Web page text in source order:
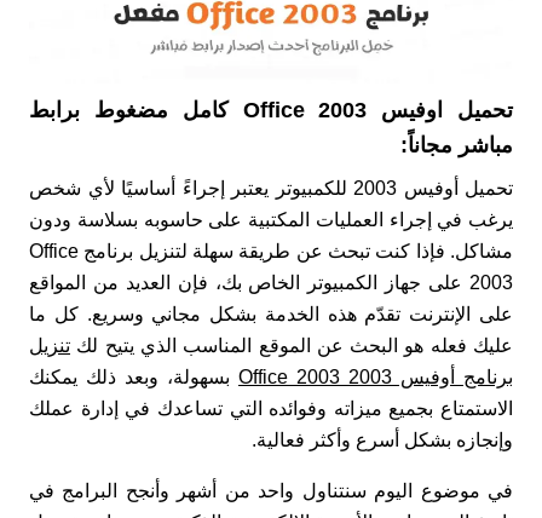
تحميل اوفيس Office 2003 كامل مضغوط برابط
مباشر مجاناً:
تحميل أوفيس 2003 للكمبيوتر يعتبر إجراءً أساسيًا لأي شخص
يرغب في إجراء العمليات المكتبية على حاسوبه بسلاسة ودون
مشاكل. فإذا كنت تبحث عن طريقة سهلة لتنزيل برنامج Office
2003 على جهاز الكمبيوتر الخاص بك، فإن العديد من المواقع
على الإنترنت تقدّم هذه الخدمة بشكل مجاني وسريع. كل ما
عليك فعله هو البحث عن الموقع المناسب الذي يتيح لك تنزيل
برنامج أوفيس 2003 Office 2003
بسهولة، وبعد ذلك يمكنك
الاستمتاع بجميع ميزاته وفوائده التي تساعدك في إدارة عملك
وإنجازه بشكل أسرع وأكثر فعالية.
في موضوع اليوم سنتناول واحد من أشهر وأنجح البرامج في